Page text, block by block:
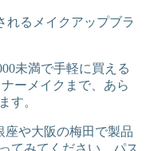
れるメイクアップブラ
未満で手軽に買える
ーメイクまで、あら
す。
座や大阪の梅田で製品
てみてください。パス